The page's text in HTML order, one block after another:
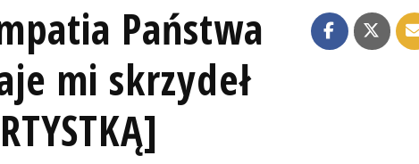
Państwa
mi skrzydeł